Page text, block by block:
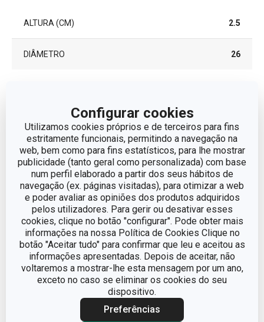
Configurar cookies
Utilizamos cookies próprios e de terceiros para fins
estritamente funcionais, permitindo a navegação na
web, bem como para fins estatísticos, para lhe mostrar
publicidade (tanto geral como personalizada) com base
num perfil elaborado a partir dos seus hábitos de
navegação (ex. páginas visitadas), para otimizar a web
e poder avaliar as opiniões dos produtos adquiridos
pelos utilizadores. Para gerir ou desativar esses
cookies, clique no botão "configurar". Pode obter mais
informações na nossa Política de Cookies Clique no
botão "Aceitar tudo" para confirmar que leu e aceitou as
informações apresentadas. Depois de aceitar, não
voltaremos a mostrar-lhe esta mensagem por um ano,
exceto no caso se eliminar os cookies do seu
dispositivo.
Preferências
ALTURA (CM) 2.5
DIÂMETRO 26
CATEGORIA Comida feita em casa
LINHA DE PRODUTO PRESTO
MATERIAL plástico
TIPO fiambre caseiro
MÁQUINA DE LAVAR LOUÇA Sim
EAN 8595028482881
GARANTIA (EM ANOS)